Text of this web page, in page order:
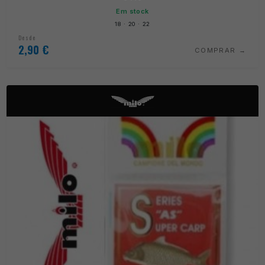
Em stock
18 · 20 · 22
Desde
2,90 € COMPRAR